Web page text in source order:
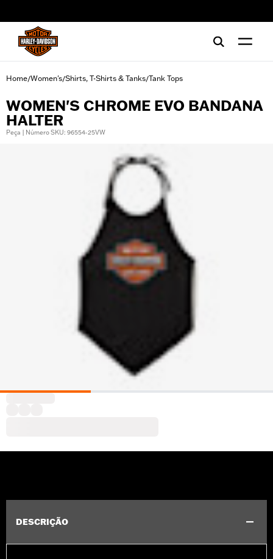
Home/Women's/Shirts, T-Shirts & Tanks/Tank Tops
WOMEN'S CHROME EVO BANDANA
HALTER
Peça | Número SKU: 96554-25VW
DESCRIÇÃO